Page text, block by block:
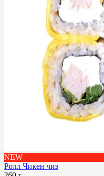
NEW
Ролл Чикен чиз